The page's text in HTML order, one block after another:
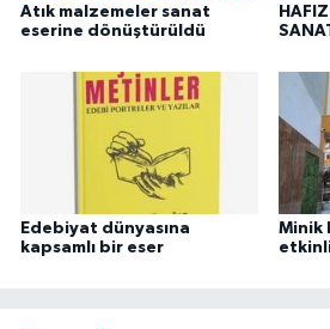
Atık malzemeler sanat
eserine dönüştürüldü
Edebiyat dünyasına
kapsamlı bir eser
Minik